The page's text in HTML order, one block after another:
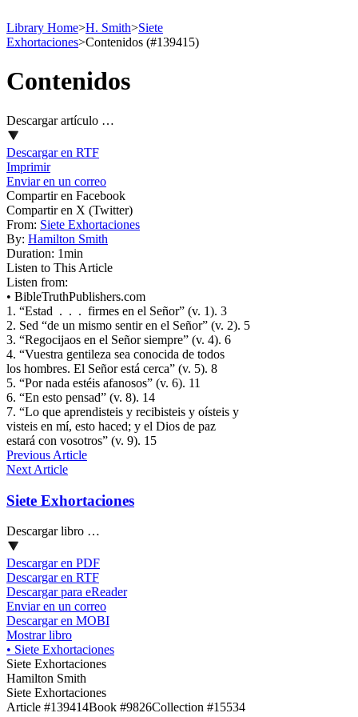
Library Home>H. Smith>Siete
Exhortaciones>Contenidos (#139415)
Contenidos
Descargar artículo …
Descargar en RTF
Imprimir
Enviar en un correo
Compartir en Facebook
Compartir en X (Twitter)
From: Siete Exhortaciones
By: Hamilton Smith
Duration: 1min
Listen to This Article
Listen from:
• BibleTruthPublishers.com
1. “Estad . . . firmes en el Señor” (v. 1). 3
2. Sed “de un mismo sentir en el Señor” (v. 2). 5
3. “Regocijaos en el Señor siempre” (v. 4). 6
4. “Vuestra gentileza sea conocida de todos
los hombres. El Señor está cerca” (v. 5). 8
5. “Por nada estéis afanosos” (v. 6). 11
6. “En esto pensad” (v. 8). 14
7. “Lo que aprendisteis y recibisteis y oísteis y
visteis en mí, esto haced; y el Dios de paz
estará con vosotros” (v. 9). 15
Previous Article
Next Article
Siete Exhortaciones
Descargar libro …
Descargar en PDF
Descargar en RTF
Descargar para eReader
Enviar en un correo
Descargar en MOBI
Mostrar libro
• Siete Exhortaciones
Siete Exhortaciones
Hamilton Smith
Siete Exhortaciones
Article #139414Book #9826Collection #15534